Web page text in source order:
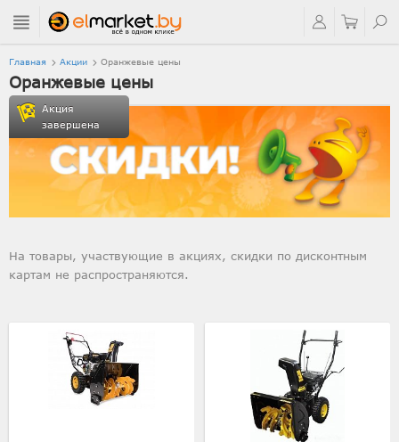
Главная Акции Оранжевые цены
Оранжевые цены
Акция
завершена
На товары, участвующие в акциях, скидки по дисконтным
картам не распространяются.